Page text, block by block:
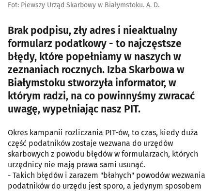
Fot: Piewszy Urząd Skarbowy w Białymstoku. A. D.
Brak podpisu, zły adres i nieaktualny
formularz podatkowy - to najczęstsze
błędy, które popełniamy w naszych w
zeznaniach rocznych. Izba Skarbowa w
Białymstoku stworzyła informator, w
którym radzi, na co powinnyśmy zwracać
uwagę, wypełniając nasz PIT.
Okres kampanii rozliczania PIT-ów, to czas, kiedy duża
część podatników zostaje wezwana do urzędów
skarbowych z powodu błędów w formularzach, których
urzędnicy nie mają prawa sami usunąć.
- Takich błędów i zarazem "błahych" powodów wezwania
podatników do urzędu jest sporo, a jedynym sposobem